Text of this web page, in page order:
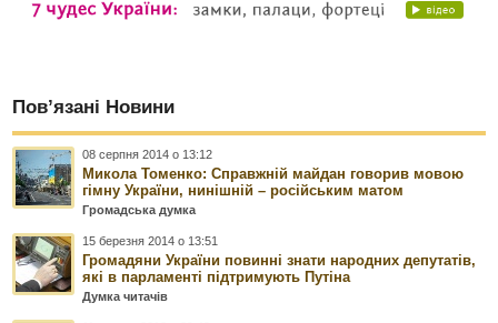
Пов’язані Новини
08 серпня 2014 о 13:12
Микола Томенко: Справжній майдан говорив мовою
гімну України, нинішній – російським матом
Громадська думка
15 березня 2014 о 13:51
Громадяни України повинні знати народних депутатів,
які в парламенті підтримують Путіна
Думка читачів